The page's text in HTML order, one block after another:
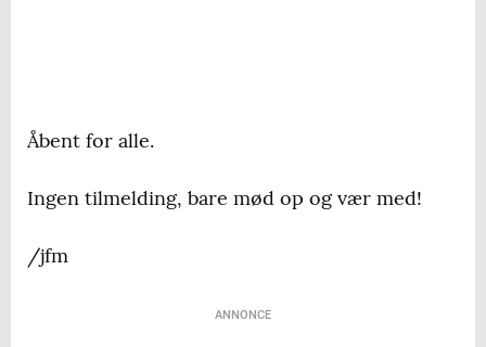
Åbent for alle.
Ingen tilmelding, bare mød op og vær med!
/jfm
ANNONCE